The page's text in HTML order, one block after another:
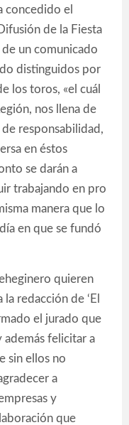
concedido el
de la Fiesta
un comunicado
distinguidos por
los toros, «el cuál
nos llena de
responsabilidad,
en éstos
se darán a
trabajando en pro
manera que lo
en que se fundó
quieren
redacción de ‘El
el jurado que
además felicitar a
sin ellos no
a
y
que